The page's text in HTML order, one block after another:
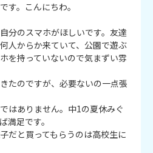
す。こんにちわ。
分のスマホがほしいです。友達
人からか来ていて、公園で遊ぶ
を持っていないので気まずい雰
たのですが、必要ないの一点張
はありません。中1の夏休みぐ
満足です。
だと買ってもらうのは高校生に